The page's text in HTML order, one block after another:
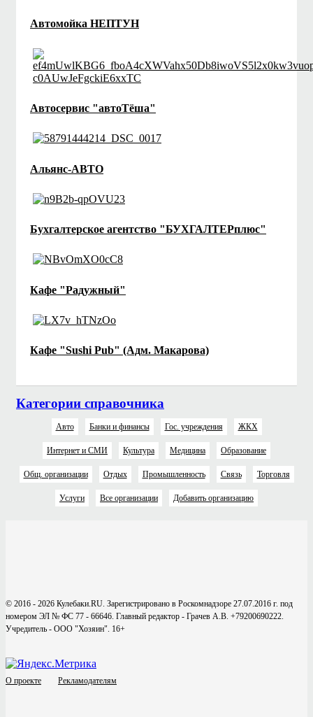
Автомойка НЕПТУН
Автосервис "автоТёша"
Альянс-АВТО
Бухгалтерское агентство "БУХГАЛТЕРплюс"
Кафе "Радужный"
Кафе "Sushi Pub" (Адм. Макарова)
Категории справочника
Авто Банки и финансы Гос. учреждения ЖКХ
Интернет и СМИ Культура Медицина Образование
Общ. организации Отдых Промышленность Связь Торговля
Услуги Все организации Добавить организацию
© 2016 - 2026 Кулебаки.RU. Зарегистрировано в Роскомнадзоре 27.07.2016 г. под
номером ЭЛ № ФС 77 - 66646. Главный редактор - Грачев А.В. +79200690222.
Учредитель - ООО "Хозяин". 16+
О проекте Рекламодателям